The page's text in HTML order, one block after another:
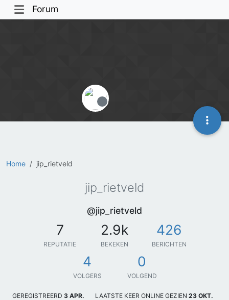
Forum
Home jip_rietveld
Offline
jip_rietveld
@jip_rietveld
7
REPUTATIE
2.9k
BEKEKEN
426
BERICHTEN
4
VOLGERS
0
VOLGEND
GEREGISTREERD 3 APR.
LAATSTE KEER ONLINE GEZIEN 23 OKT.